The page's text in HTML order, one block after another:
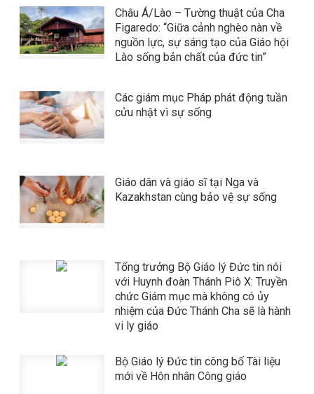
Châu Á/Lào – Tường thuật của Cha
Figaredo: “Giữa cảnh nghèo nàn về
nguồn lực, sự sáng tạo của Giáo hội
Lào sống bản chất của đức tin”
Các giám mục Pháp phát động tuần
cửu nhật vì sự sống
Giáo dân và giáo sĩ tại Nga và
Kazakhstan cùng bảo vệ sự sống
Tổng trưởng Bộ Giáo lý Đức tin nói
với Huynh đoàn Thánh Piô X: Truyền
chức Giám mục mà không có ủy
nhiệm của Đức Thánh Cha sẽ là hành
vi ly giáo
Bộ Giáo lý Đức tin công bố Tài liệu
mới về Hôn nhân Công giáo